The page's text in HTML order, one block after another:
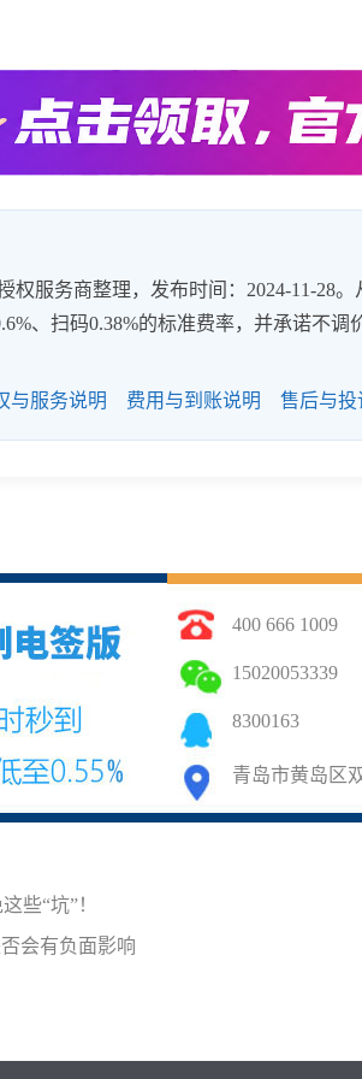
权服务商整理，发布时间：2024-11-28
、扫码0.38%的标准费率，并承诺不
与服务说明 费用与到账说明 售后与投
400 666 1009
15020053339
8300163
青岛市黄岛区
些“坑”！
会有负面影响